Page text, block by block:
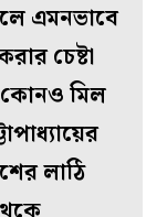
এমনভাবে
চেষ্টা
কোনও মিল
লাঠি